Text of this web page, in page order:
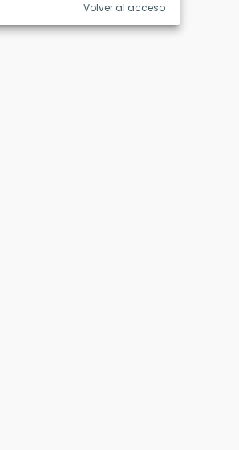
Volver al acceso